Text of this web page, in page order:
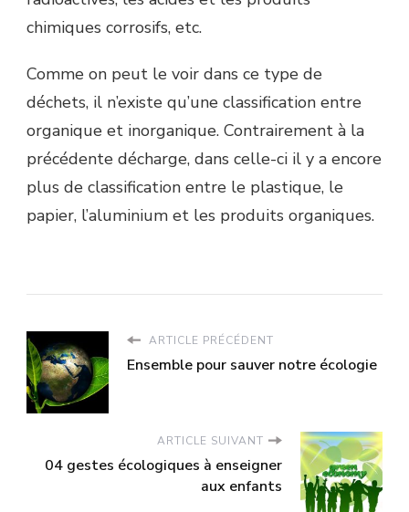
chimiques corrosifs, etc.
Comme on peut le voir dans ce type de
déchets, il n’existe qu’une classification entre
organique et inorganique. Contrairement à la
précédente décharge, dans celle-ci il y a encore
plus de classification entre le plastique, le
papier, l’aluminium et les produits organiques.
ARTICLE PRÉCÉDENT
Ensemble pour sauver notre écologie
ARTICLE SUIVANT
04 gestes écologiques à enseigner
aux enfants